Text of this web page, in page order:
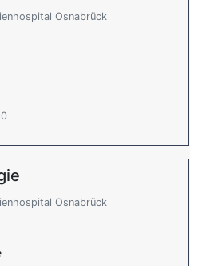
Osnabrück
Osnabrück